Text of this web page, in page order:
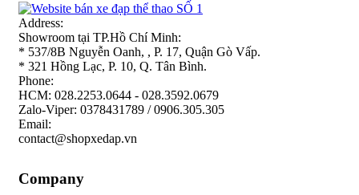
Address:
Showroom tại TP.Hồ Chí Minh:
* 537/8B Nguyễn Oanh, , P. 17, Quận Gò Vấp.
* 321 Hồng Lạc, P. 10, Q. Tân Bình.
Phone:
HCM: 028.2253.0644 - 028.3592.0679
Zalo-Viper: 0378431789 / 0906.305.305
Email:
contact@shopxedap.vn
Company